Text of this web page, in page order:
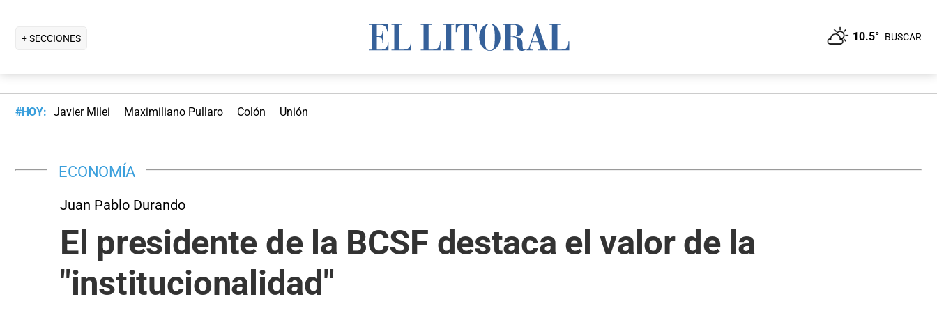
+ SECCIONES 10.5° BUSCAR
#HOY: Javier Milei Maximiliano Pullaro Colón Unión
ECONOMÍA
Juan Pablo Durando
El presidente de la BCSF destaca el valor de la
"institucionalidad"